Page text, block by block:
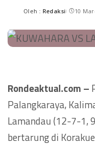
Oleh : Redaksi 10
Rondeaktual.com –
Palangkaraya,
Lamandau (12-7-1,
bertarung di